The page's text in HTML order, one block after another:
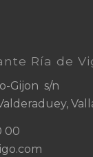
Ría de
Gijon s/n
00